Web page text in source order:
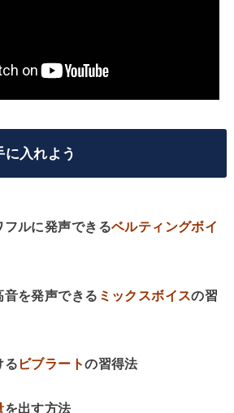
入れよう
ルに発声できるベルティングボイ
を発声できる ミックスボイスの習
る ビブラートの習得法
を出す方法